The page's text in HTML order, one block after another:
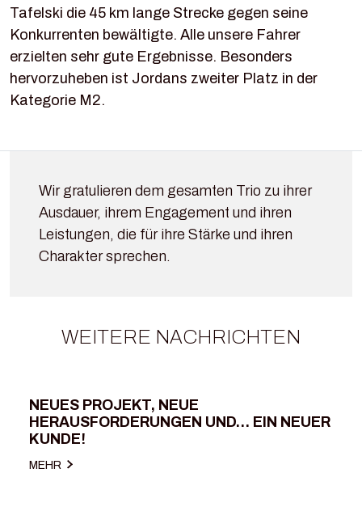
Tafelski die 45 km lange Strecke gegen seine
Konkurrenten bewältigte. Alle unsere Fahrer
erzielten sehr gute Ergebnisse. Besonders
hervorzuheben ist Jordans zweiter Platz in der
Kategorie M2.
Wir gratulieren dem gesamten Trio zu ihrer
Ausdauer, ihrem Engagement und ihren
Leistungen, die für ihre Stärke und ihren
Charakter sprechen.
WEITERE NACHRICHTEN
23.04.2026
NEUES PROJEKT, NEUE
HERAUSFORDERUNGEN UND… EIN NEUER
KUNDE!
MEHR